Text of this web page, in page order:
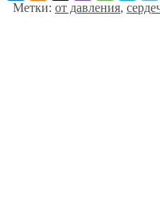
Метки: от давления,